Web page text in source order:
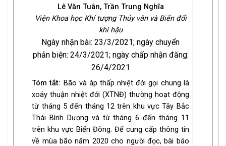
Lê Văn Tuân, Trần Trung Nghĩa
Viện Khoa học Khí tượng Thủy văn và Biến đổi
khí hậu
Ngày nhận bài: 23/3/2021; ngày chuyển
phản biện: 24/3/2021; ngày chấp nhận đăng:
26/4/2021
Tóm tắt: Bão và áp thấp nhiệt đới gọi chung là
xoáy thuận nhiệt đới (XTNĐ) thường hoạt động
từ tháng 5 đến tháng 12 trên khu vực Tây Bắc
Thái Bình Dương và từ tháng 6 đến tháng 11
trên khu vực Biển Đông. Để cung cấp thông tin
về mùa bão năm 2020 cho người đọc, bài báo